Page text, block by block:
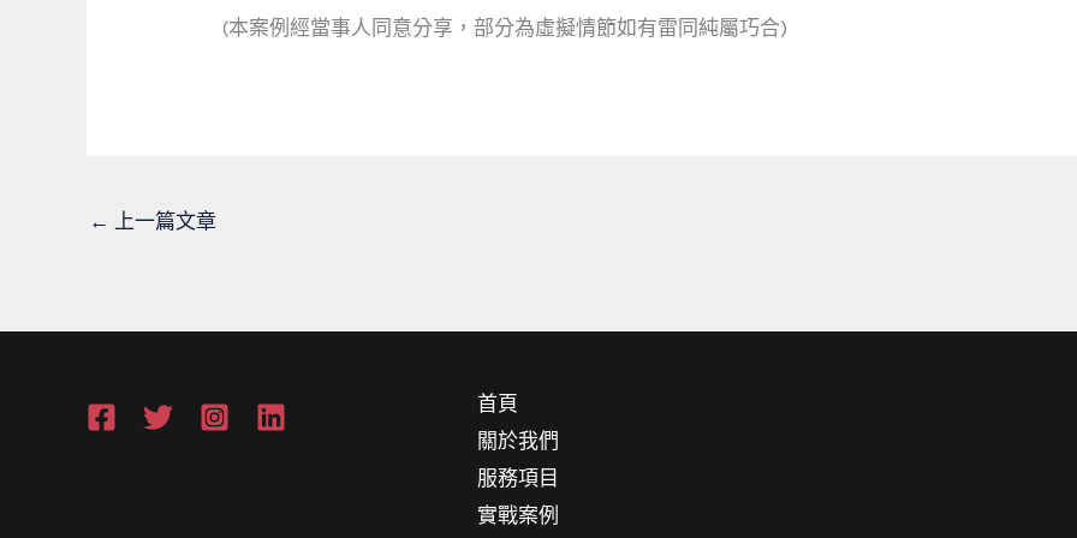
(本案例經當事人同意分享，部分為虛擬情節如有雷同純屬巧合)
← 上一篇文章
首頁
關於我們
服務項目
實戰案例